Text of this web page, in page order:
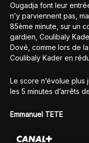
Ougadja font leur
n’y parviennent pas,
85ème minute, sur un
gardien, Coulibaly
Dové, comme lors de
Coulibaly Kader en
Le score n’évolue plus
les 5 minutes d’arrêts
Emmanuel TETE